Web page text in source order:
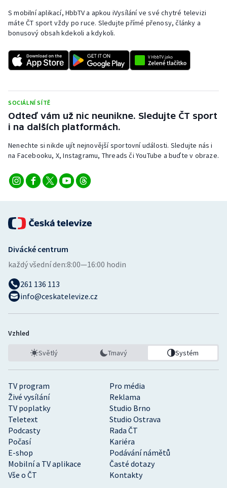
S mobilní aplikací, HbbTV a apkou iVysílání ve své chytré televizi
máte ČT sport vždy po ruce. Sledujte přímé přenosy, články a
bonusový obsah kdekoli a kdykoli.
SOCIÁLNÍ SÍTĚ
Odteď vám už nic neunikne. Sledujte ČT sport
i na dalších platformách.
Nenechte si nikde ujít nejnovější sportovní události. Sledujte nás i
na Facebooku, X, Instagramu, Threads či YouTube a buďte v obraze.
TV program
Pro média
Živé vysílání
Reklama
TV poplatky
Studio Brno
Teletext
Studio Ostrava
Podcasty
Rada ČT
Počasí
Kariéra
E-shop
Podávání námětů
Mobilní a TV aplikace
Časté dotazy
Vše o ČT
Kontakty
Divácké centrum
každý všední den:8:00—16:00 hodin
261 136 113
info@ceskatelevize.cz
Vzhled
Světlý Tmavý Systém